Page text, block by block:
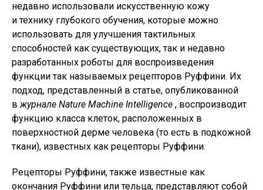
недавно использовали искусственную кожу
и технику глубокого обучения, которые можно
использовать для улучшения тактильных
способностей как существующих, так и недавно
разработанных роботы для воспроизведения
функции так называемых рецепторов Руффини. Их
подход, представленный в статье, опубликованной
вжурнале Nature Machine Intelligence , воспроизводит
функцию класса клеток, расположенных в
поверхностной дерме человека (то есть в подкожной
ткани), известных как рецепторы Руффини.
Рецепторы Руффини, также известные как
окончания Руффини или тельца, представляют собой